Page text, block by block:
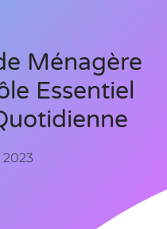
Ménagère
Essentiel
2023